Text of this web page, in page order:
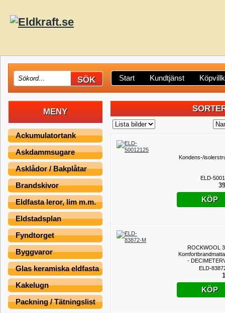
Start Kundtjänst
MENY
Ackumulatortank
Askdammsugare
Asklådor / Bakplåtar
Brandskivor
Eldfasta leror, lim m.m.
Eldstadsplan
Fyndtorget
Byggvaror
Glas keramiska eldfasta
Kakelugn
Packning / Tätningslist
Kondens-/
ELD-
KÖP
ROCKWOOL
-
ELD-
KÖP